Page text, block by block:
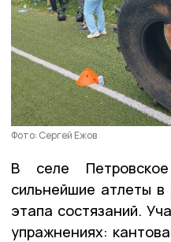
Фото: Сергей Ежов
В селе
сильнейшие атлеты
этапа состязаний.
упражнениях: